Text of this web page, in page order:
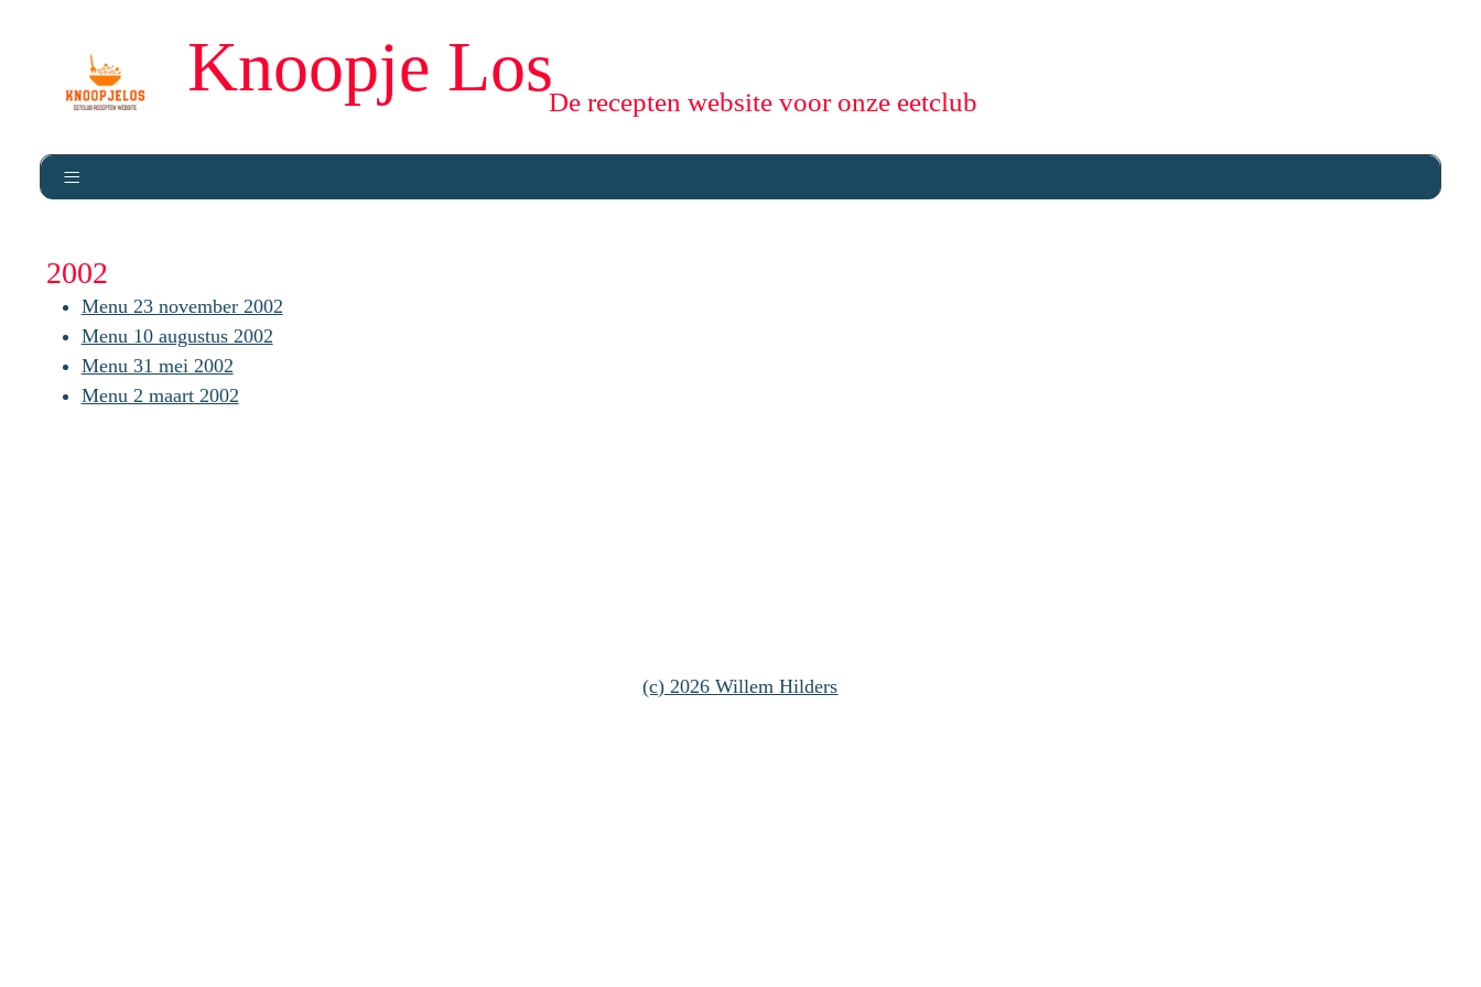
Knoopje LosDe recepten website voor onze eetclub
2002
Menu 23 november 2002
Menu 10 augustus 2002
Menu 31 mei 2002
Menu 2 maart 2002
(c) 2026 Willem Hilders